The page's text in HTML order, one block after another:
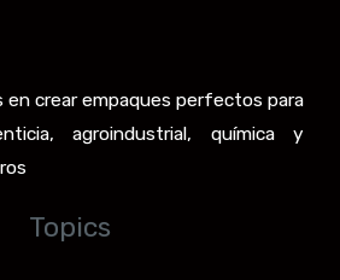
en crear empaques perfectos para
agroindustrial, química y
Topics